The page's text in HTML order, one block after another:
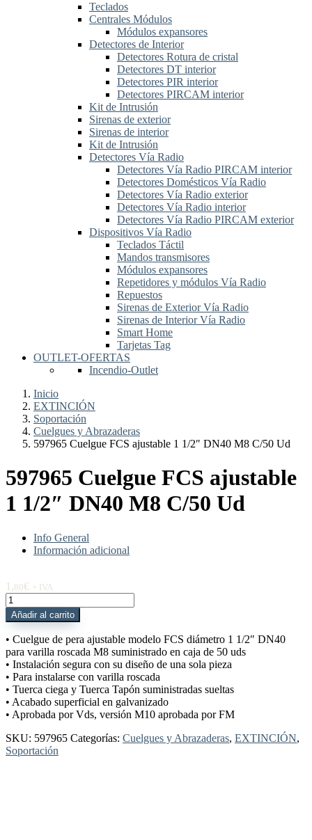
Teclados
Centrales Módulos
Módulos expansores
Detectores de Interior
Detectores Rotura de cristal
Detectores DT interior
Detectores PIR interior
Detectores PIRCAM interior
Kit de Intrusión
Sirenas de exterior
Sirenas de interior
Kit de Intrusión
Detectores Vía Radio
Detectores Vía Radio PIRCAM interior
Detectores Domésticos Vía Radio
Detectores Vía Radio exterior
Detectores Vía Radio interior
Detectores Vía Radio PIRCAM exterior
Dispositivos Vía Radio
Teclados Táctil
Mandos transmisores
Módulos expansores
Repetidores y módulos Vía Radio
Repuestos
Sirenas de Exterior Vía Radio
Sirenas de Interior Vía Radio
Smart Home
Tarjetas Tag
OUTLET-OFERTAS
Incendio-Outlet
Inicio
EXTINCIÓN
Soportación
Cuelgues y Abrazaderas
597965 Cuelgue FCS ajustable 1 1/2″ DN40 M8 C/50 Ud
597965 Cuelgue FCS ajustable
1 1/2″ DN40 M8 C/50 Ud
Info General
Información adicional
1,80€ + IVA
597965
Cuelgue
FCS
ajustable
1
1/2"
DN40
M8
C/50
Ud
cantidad
Añadir al carrito
• Cuelgue de pera ajustable modelo FCS diámetro 1 1/2″ DN40
para varilla roscada M8 suministrado en caja de 50 uds
• Instalación segura con su diseño de una sola pieza
• Para instalarse con varilla roscada
• Tuerca ciega y Tuerca Tapón suministradas sueltas
• Acabado superficial en galvanizado
• Aprobada por Vds, versión M10 aprobada por FM
SKU: 597965 Categorías: Cuelgues y Abrazaderas, EXTINCIÓN,
Soportación